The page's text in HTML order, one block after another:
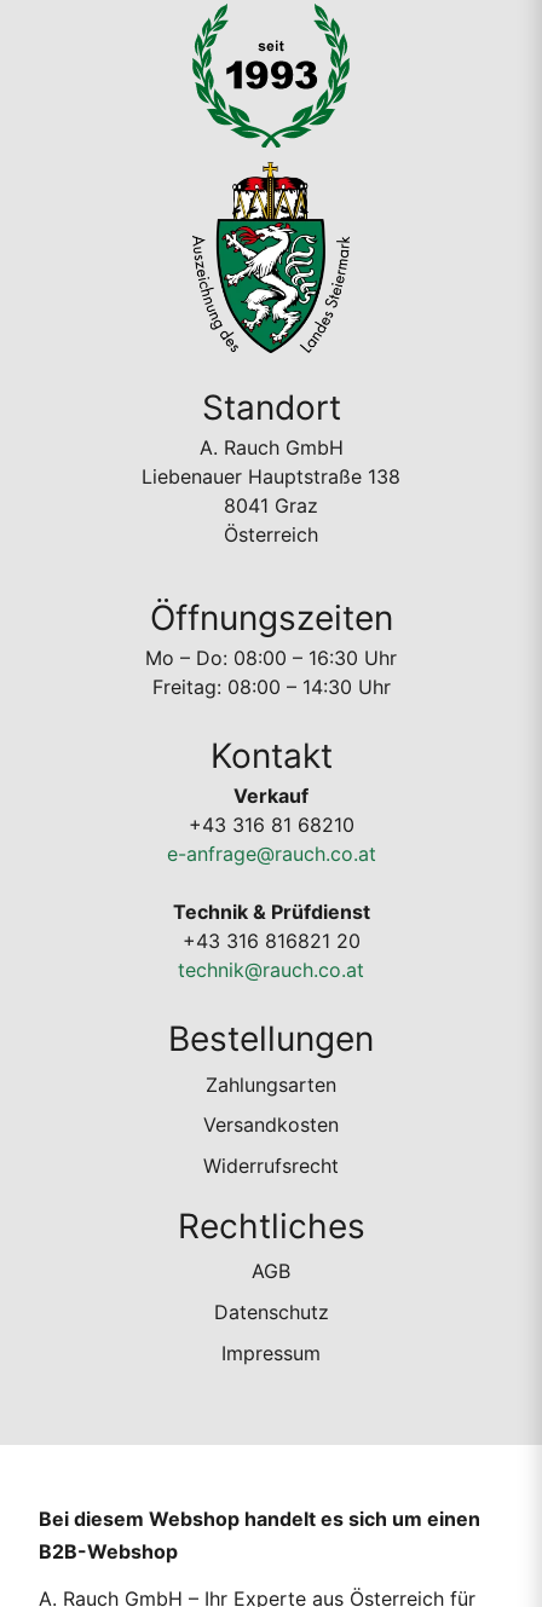
Standort
A. Rauch GmbH
Liebenauer Hauptstraße 138
8041 Graz
Österreich
Öffnungszeiten
Mo – Do: 08:00 – 16:30 Uhr
Freitag: 08:00 – 14:30 Uhr
Kontakt
Verkauf
+43 316 81 68210
e-anfrage@rauch.co.at
Technik & Prüfdienst
+43 316 816821 20
technik@rauch.co.at
Bestellungen
Zahlungsarten
Versandkosten
Widerrufsrecht
Rechtliches
AGB
Datenschutz
Impressum
Bei diesem Webshop handelt es sich um einen
B2B-Webshop
A. Rauch GmbH – Ihr Experte aus Österreich für